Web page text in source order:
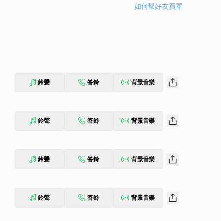
如何幫好友買單
鈴聲 答鈴 背景音樂
鈴聲 答鈴 背景音樂
鈴聲 答鈴 背景音樂
鈴聲 答鈴 背景音樂